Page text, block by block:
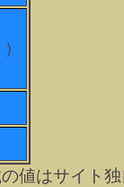
値はサイト独